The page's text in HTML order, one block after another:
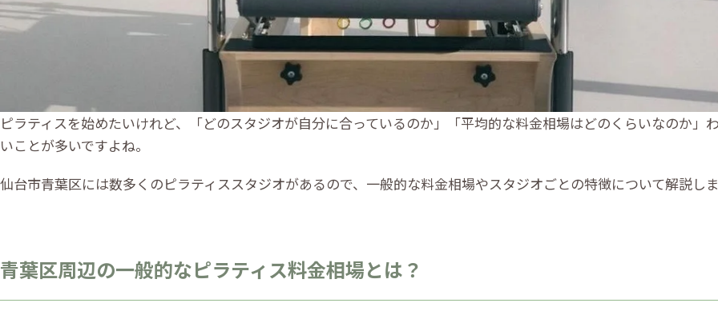
ピラティスを始めたいけれど、「どのスタジオが自分に合っているのか」「平均的な料金相場はどのくらいなのか」
いことが多いですよね。
仙台市青葉区には数多くのピラティススタジオがあるので、一般的な料金相場やスタジオごとの特徴について解説し
青葉区周辺の一般的なピラティス料金相場とは？